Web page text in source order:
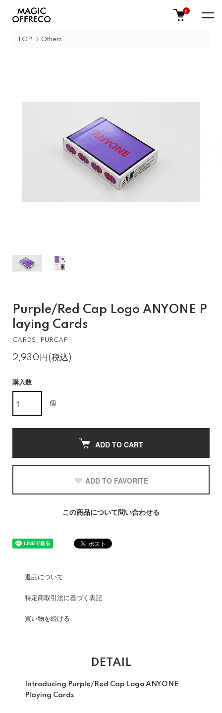
0
TOP Others
Purple/Red Cap Logo ANYONE P
laying Cards
CARDS_PURCAP
2,930円(税込)
購入数
個
ADD TO CART
ADD TO FAVORITE
この商品について問い合わせる
返品について
特定商取引法に基づく表記
買い物を続ける
DETAIL
Introducing Purple/Red Cap Logo ANYONE
Playing Cards